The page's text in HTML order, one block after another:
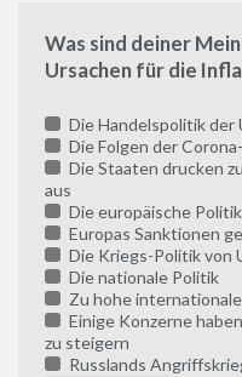
Was sind deiner
Ursachen für die
Die Handelspolitik der
Die Folgen der
Die Staaten drucken
aus
Die europäische Politik
Europas Sanktionen
Die Kriegs-Politik von
Die nationale Politik
Zu hohe
Einige Konzerne
zu steigern
Russlands